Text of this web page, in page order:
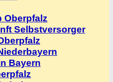
Oberpfalz
Selbstversorger
Bayern